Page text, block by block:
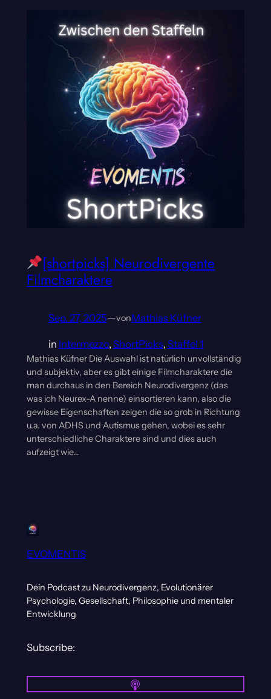
[shortpicks] Neurodivergente
Filmcharaktere
Sep. 27, 2025—vonMathias Küfner
in Intermezzo, ShortPicks, Staffel 1
Mathias Küfner Die Auswahl ist natürlich unvollständig
und subjektiv, aber es gibt einige Filmcharaktere die
man durchaus in den Bereich Neurodivergenz (das
was ich Neurex-A nenne) einsortieren kann, also die
gewisse Eigenschaften zeigen die so grob in Richtung
u.a. von ADHS und Autismus gehen, wobei es sehr
unterschiedliche Charaktere sind und dies auch
aufzeigt wie…
EVOMENTIS
Dein Podcast zu Neurodivergenz, Evolutionärer
Psychologie, Gesellschaft, Philosophie und mentaler
Entwicklung
Subscribe: